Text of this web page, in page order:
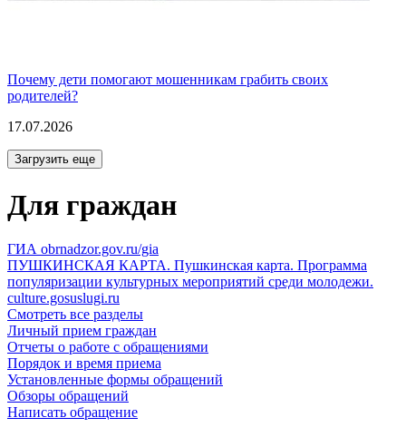
Почему дети помогают мошенникам грабить своих
родителей?
17.07.2026
Загрузить еще
Для граждан
ГИА obrnadzor.gov.ru/gia
ПУШКИНСКАЯ КАРТА. Пушкинская карта. Программа
популяризации культурных мероприятий среди молодежи.
culture.gosuslugi.ru
Смотреть все разделы
Личный прием граждан
Отчеты о работе с обращениями
Порядок и время приема
Установленные формы обращений
Обзоры обращений
Написать обращение